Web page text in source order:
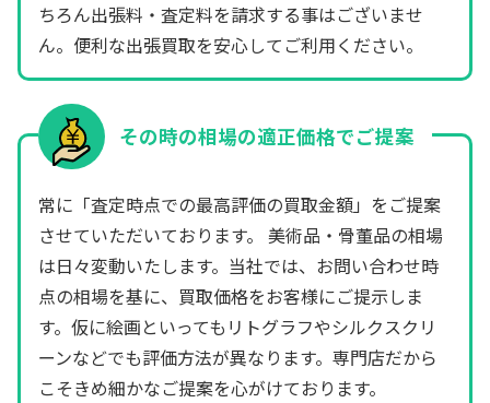
ちろん出張料・査定料を請求する事はございませ
ん。便利な出張買取を安心してご利用ください。
その時の相場の適正価格でご提案
常に「査定時点での最高評価の買取金額」をご提案
させていただいております。 美術品・骨董品の相場
は日々変動いたします。当社では、お問い合わせ時
点の相場を基に、買取価格をお客様にご提示しま
す。仮に絵画といってもリトグラフやシルクスクリ
ーンなどでも評価方法が異なります。専門店だから
こそきめ細かなご提案を心がけております。